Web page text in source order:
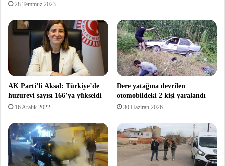
28 Temmuz 2023
AK Parti’li Aksal: Türkiye’de
huzurevi sayısı 166’ya yükseldi
16 Aralık 2022
Dere yatağına devrilen
otomobildeki 2 kişi yaralandı
30 Haziran 2026